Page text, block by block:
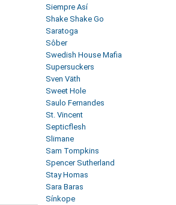
Siempre Así
Shake Shake Go
Saratoga
Sôber
Swedish House Mafia
Supersuckers
Sven Väth
Sweet Hole
Saulo Fernandes
St. Vincent
Septicflesh
Slimane
Sam Tompkins
Spencer Sutherland
Stay Homas
Sara Baras
Sínkope